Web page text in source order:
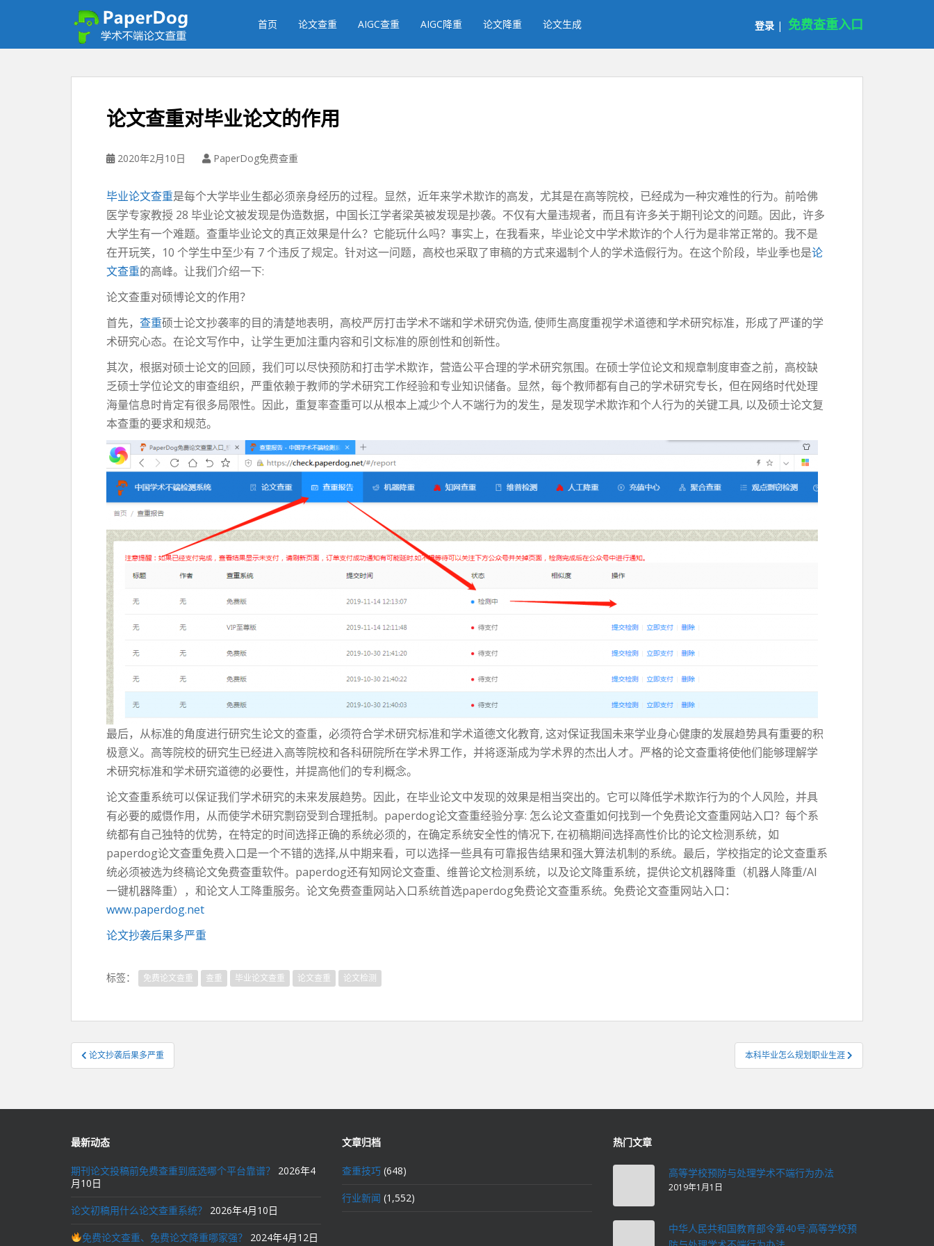
首页 论文查重 AIGC查重 AIGC降重 论文降重 论文生成 登录 | 免费查重入口
论文查重对毕业论文的作用
2020年2月10日 PaperDog免费查重
毕业论文查重是每个大学毕业生都必须亲身经历的过程。显然，近年来学术欺诈的高发，尤其是在高等院校，已经成为一种灾难性的行为。前哈佛
医学专家教授 28 毕业论文被发现是伪造数据，中国长江学者梁英被发现是抄袭。不仅有大量违规者，而且有许多关于期刊论文的问题。因此，许多
大学生有一个难题。查重毕业论文的真正效果是什么？它能玩什么吗？事实上，在我看来，毕业论文中学术欺诈的个人行为是非常正常的。我不是
在开玩笑，10 个学生中至少有 7 个违反了规定。针对这一问题，高校也采取了审稿的方式来遏制个人的学术造假行为。在这个阶段，毕业季也是论
文查重的高峰。让我们介绍一下:
论文查重对硕博论文的作用？
首先， 查重硕士论文抄袭率的目的清楚地表明，高校严厉打击学术不端和学术研究伪造, 使师生高度重视学术道德和学术研究标准，形成了严谨的学
术研究心态。在论文写作中，让学生更加注重内容和引文标准的原创性和创新性。
其次，根据对硕士论文的回顾，我们可以尽快预防和打击学术欺诈，营造公平合理的学术研究氛围。在硕士学位论文和规章制度审查之前，高校缺
乏硕士学位论文的审查组织，严重依赖于教师的学术研究工作经验和专业知识储备。显然，每个教师都有自己的学术研究专长，但在网络时代处理
海量信息时肯定有很多局限性。因此，重复率查重可以从根本上减少个人不端行为的发生，是发现学术欺诈和个人行为的关键工具, 以及硕士论文复
本查重的要求和规范。
最后，从标准的角度进行研究生论文的查重，必须符合学术研究标准和学术道德文化教育, 这对保证我国未来学业身心健康的发展趋势具有重要的积
极意义。高等院校的研究生已经进入高等院校和各科研院所在学术界工作，并将逐渐成为学术界的杰出人才。严格的论文查重将使他们能够理解学
术研究标准和学术研究道德的必要性，并提高他们的专利概念。
论文查重系统可以保证我们学术研究的未来发展趋势。因此，在毕业论文中发现的效果是相当突出的。它可以降低学术欺诈行为的个人风险，并具
有必要的威慑作用，从而使学术研究剽窃受到合理抵制。paperdog论文查重经验分享: 怎么论文查重如何找到一个免费论文查重网站入口？每个系
统都有自己独特的优势，在特定的时间选择正确的系统必须的，在确定系统安全性的情况下, 在初稿期间选择高性价比的论文检测系统，如
paperdog论文查重免费入口是一个不错的选择,从中期来看，可以选择一些具有可靠报告结果和强大算法机制的系统。最后，学校指定的论文查重系
统必须被选为终稿论文免费查重软件。paperdog还有知网论文查重、维普论文检测系统，以及论文降重系统，提供论文机器降重（机器人降重/AI
一键机器降重），和论文人工降重服务。论文免费查重网站入口系统首选paperdog免费论文查重系统。免费论文查重网站入口：
www.paperdog.net
论文抄袭后果多严重
标签： 免费论文查重 查重 毕业论文查重 论文查重 论文检测
文
章
航
论文抄袭后果多严重 本科毕业怎么规划职业生涯
最新动态
期刊论文投稿前免费查重到底选哪个平台靠谱？
2026年4
月10日
论文初稿用什么论文查重系统？ 2026年4月10日
免费论文查重、免费论文降重哪家强？ 2024年4月12日
文章归档
查重技巧 (648)
行业新闻 (1,552)
热门文章
高等学校预防与处理学术不端行为办法
2019年1月1日
中华人民共和国教育部令第40号:高等学校预